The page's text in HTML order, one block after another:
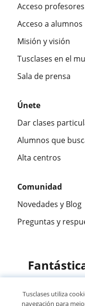
Acceso profesores
Acceso a alumnos
Misión y visión
Tusclases en el
Sala de prensa
Únete
Dar clases
Alumnos que
Alta centros
Comunidad
Novedades y Blog
Preguntas y
Tusclases utiliza
navegación para